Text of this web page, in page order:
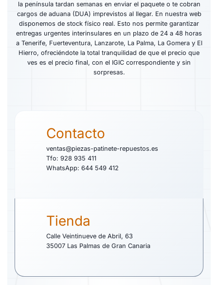
la península tardan semanas en enviar el paquete o te cobran
cargos de aduana (DUA) imprevistos al llegar. En nuestra web
disponemos de stock físico real. Esto nos permite garantizar
entregas urgentes interinsulares en un plazo de 24 a 48 horas
a Tenerife, Fuerteventura, Lanzarote, La Palma, La Gomera y El
Hierro, ofreciéndote la total tranquilidad de que el precio que
ves es el precio final, con el IGIC correspondiente y sin
sorpresas.
Contacto
ventas@piezas-patinete-repuestos.es
Tfo: 928 935 411
WhatsApp: 644 549 412
Tienda
Calle Veintinueve de Abril, 63
35007 Las Palmas de Gran Canaria